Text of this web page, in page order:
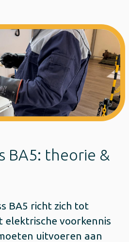
BA5: theorie &
BA5 richt zich tot
elektrische voorkennis
uitvoeren aan